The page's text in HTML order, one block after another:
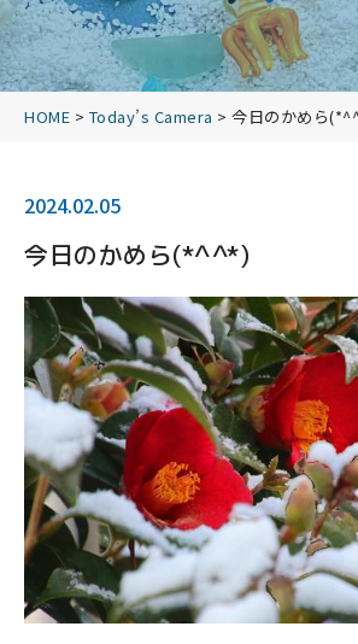
HOME > Today’s Camera > 今日のかめら
2024.02.05
今日のかめら(*^^*)